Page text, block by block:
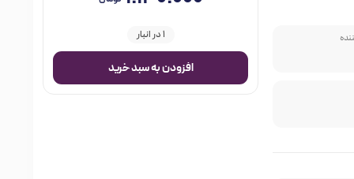
1 در انبار
افزودن به سبد خرید